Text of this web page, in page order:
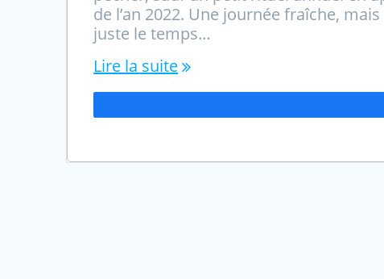
de l’an 2022. Une journée fraîche,
juste le temps…
Lire la suite